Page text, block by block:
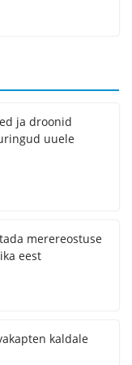
ja droonid
uuele
merereostuse
eest
kaldale